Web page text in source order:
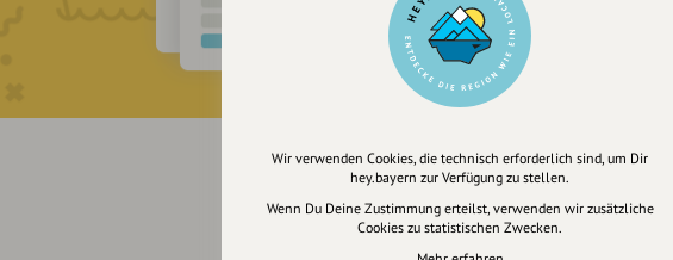
Wir verwenden Cookies, die technisch erforderlich sind, um Dir
hey.bayern zur Verfügung zu stellen.
Wenn Du Deine Zustimmung erteilst, verwenden wir zusätzliche
Cookies zu statistischen Zwecken.